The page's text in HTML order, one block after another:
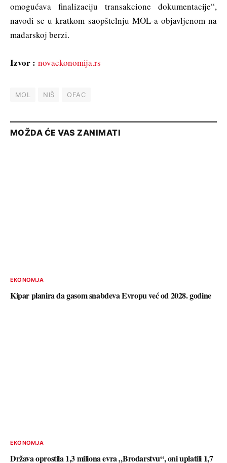
omogućava finalizaciju transakcione dokumentacije“,
navodi se u kratkom saopštelnju MOL-a objavljenom na
mađarskoj berzi.
Izvor : novaekonomija.rs
MOL NIŠ OFAC
MOŽDA ĆE VAS ZANIMATI
EKONOMJA
Kipar planira da gasom snabdeva Evropu već od 2028. godine
EKONOMJA
Država oprostila 1,3 miliona evra „Brodarstvu“, oni uplatili 1,7